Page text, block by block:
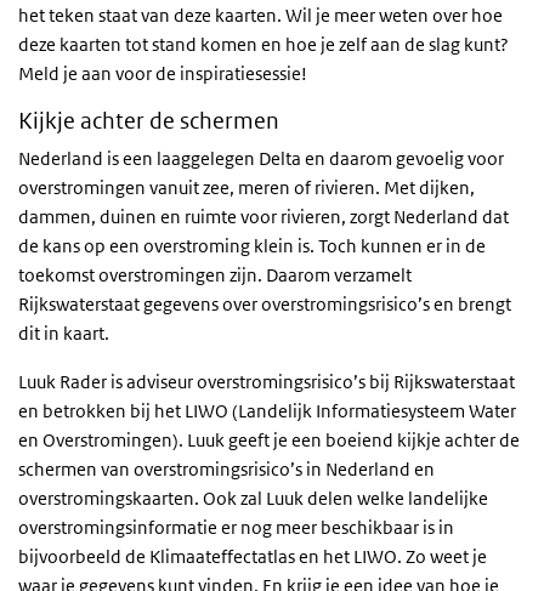
het teken staat van deze kaarten. Wil je meer weten over hoe
deze kaarten tot stand komen en hoe je zelf aan de slag kunt?
Meld je aan voor de inspiratiesessie!
Kijkje achter de schermen
Nederland is een laaggelegen Delta en daarom gevoelig voor
overstromingen vanuit zee, meren of rivieren. Met dijken,
dammen, duinen en ruimte voor rivieren, zorgt Nederland dat
de kans op een overstroming klein is. Toch kunnen er in de
toekomst overstromingen zijn. Daarom verzamelt
Rijkswaterstaat gegevens over overstromingsrisico’s en brengt
dit in kaart.
Luuk Rader isadviseur overstromingsrisico’s bij Rijkswaterstaat
en betrokken bij het LIWO (Landelijk Informatiesysteem Water
en Overstromingen). Luuk geeft je een boeiend kijkje achter de
schermen van overstromingsrisico’s in Nederland en
overstromingskaarten. Ook zal Luuk delen welke landelijke
overstromingsinformatie er nog meer beschikbaar is in
bijvoorbeeld de Klimaateffectatlas en het LIWO. Zo weet je
waar je gegevens kunt vinden. En krijg je een idee van hoe je